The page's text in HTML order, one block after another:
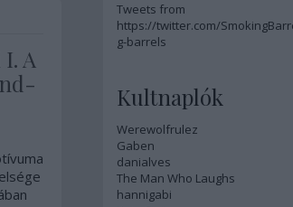
A
Tweets from
https://twitter.com/
g-barrels
Kultnaplók
Werewolfrulez
Gaben
danialves
The Man Who Laughs
hannigabi